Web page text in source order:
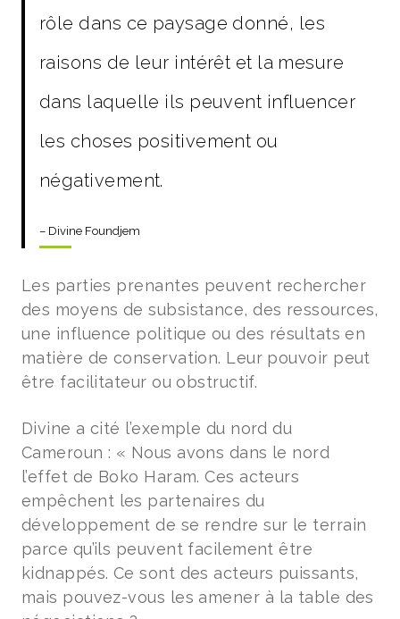
rôle dans ce paysage donné, les
raisons de leur intérêt et la mesure
dans laquelle ils peuvent influencer
les choses positivement ou
négativement.
– Divine Foundjem
Les parties prenantes peuvent rechercher
des moyens de subsistance, des ressources,
une influence politique ou des résultats en
matière de conservation. Leur pouvoir peut
être facilitateur ou obstructif.
Divine a cité l’exemple du nord du
Cameroun : « Nous avons dans le nord
l’effet de Boko Haram. Ces acteurs
empêchent les partenaires du
développement de se rendre sur le terrain
parce qu’ils peuvent facilement être
kidnappés. Ce sont des acteurs puissants,
mais pouvez-vous les amener à la table des